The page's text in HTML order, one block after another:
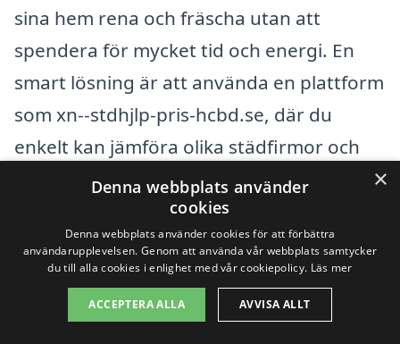
sina hem rena och fräscha utan att
spendera för mycket tid och energi. En
smart lösning är att använda en plattform
som xn--stdhjlp-pris-hcbd.se, där du
enkelt kan jämföra olika städfirmor och
hämta in erbjudanden.
Det finns flera fördelar med att anlita
städhjälp. Här är några av dem:
Tidssparande – Du får mer tid över till
×
Denna webbplats använder
cookies
Denna webbplats använder cookies för att förbättra
användarupplevelsen. Genom att använda vår webbplats samtycker
du till alla cookies i enlighet med vår cookiepolicy. Läs mer
ACCEPTERA ALLA AVVISA ALLT